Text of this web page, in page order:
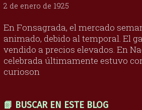
2 de enero de 1925
En Fonsagrada, el mercado
animado, debido al temporal. El
vendido a precios elevados. En
celebrada últimamente estuvo
curioson
📗 BUSCAR EN ESTE BLOG